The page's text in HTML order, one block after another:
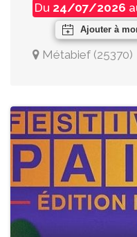
Du 24/07/2026
Ajouter à
Métabief (25370)